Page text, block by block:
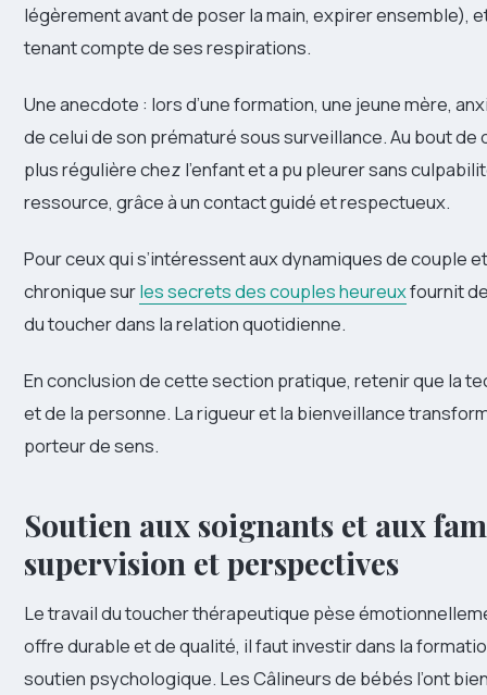
légèrement avant de poser la main, expirer ensemble),
tenant compte de ses respirations.
Une anecdote : lors d’une formation, une jeune mère,
de celui de son prématuré sous surveillance. Au bout
plus régulière chez l’enfant et a pu pleurer sans
ressource, grâce à un contact guidé et respectueux.
Pour ceux qui s’intéressent aux dynamiques de couple
chronique surles secrets des couples heureuxfournit
du toucher dans la relation quotidienne.
En conclusion de cette section pratique, retenir que la
et de la personne. La rigueur et la bienveillance
porteur de sens.
Soutien aux soignants et aux
supervision et perspectives
Le travail du toucher thérapeutique pèse
offre durable et de qualité, il faut investir dans la
soutien psychologique. Les Câlineurs de bébés l’ont